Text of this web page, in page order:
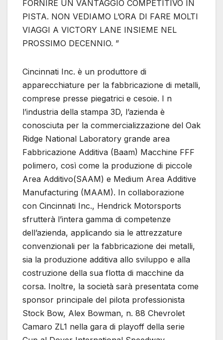
FORNIRE UN VANTAGGIO COMPETITIVO IN
PISTA. NON VEDIAMO L’ORA DI FARE MOLTI
VIAGGI A VICTORY LANE INSIEME NEL
PROSSIMO DECENNIO. ”
Cincinnati Inc. è un produttore di
apparecchiature per la fabbricazione di metalli,
comprese presse piegatrici e cesoie. I n
l’industria della stampa 3D, l’azienda è
conosciuta per la commercializzazione del Oak
Ridge National Laboratory grande area
Fabbricazione Additiva (Baam) Macchine FFF
polimero, così come la produzione di piccole
Area Additivo(SAAM) e Medium Area Additive
Manufacturing (MAAM). In collaborazione
con Cincinnati Inc., Hendrick Motorsports
sfrutterà l’intera gamma di competenze
dell’azienda, applicando sia le attrezzature
convenzionali per la fabbricazione dei metalli,
sia la produzione additiva allo sviluppo e alla
costruzione della sua flotta di macchine da
corsa. Inoltre, la società sarà presentata come
sponsor principale del pilota professionista
Stock Bow, Alex Bowman, n. 88 Chevrolet
Camaro ZL1 nella gara di playoff della serie